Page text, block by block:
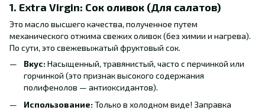
1. Extra Virgin: Сок оливок (Для салатов)
Это масло высшего качества, полученное путем
механического отжима свежих оливок (без химии и нагрева).
По сути, это свежевыжатый фруктовый сок.
Вкус:Насыщенный, травянистый, часто с перчинкой или
горчинкой (это признак высокого содержания
полифенолов — антиоксидантов).
Использование:Только в холодном виде! Заправка